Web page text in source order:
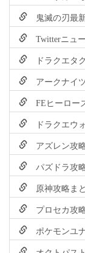
鬼滅の刃最
Twitterニュ
ドラクエタ
アークナイ
FEヒーロー
ドラクエウ
アズレン攻
パズドラ攻
原神攻略ま
プロセカ攻
ポケモンユ